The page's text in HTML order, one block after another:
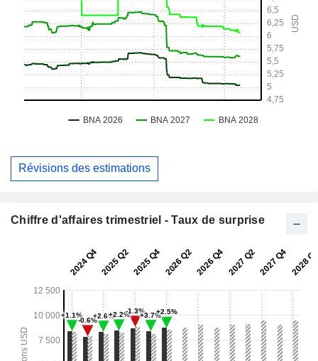
Révisions des estimations
Chiffre d'affaires trimestriel - Taux de surprise